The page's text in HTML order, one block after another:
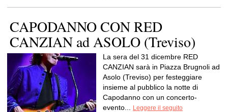
CAPODANNO CON RED
CANZIAN ad ASOLO (Treviso)
La sera del 31 dicembre RED
CANZIAN sarà in Piazza Brugnoli ad
Asolo (Treviso) per festeggiare
insieme al pubblico la notte di
Capodanno con un concerto-
evento...
Leggere il seguito